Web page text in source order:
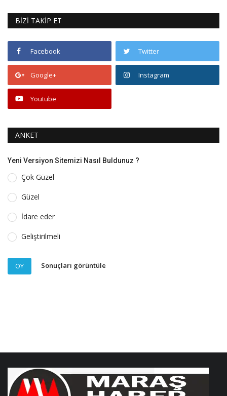
BİZİ TAKİP ET
Facebook Twitter
Google+ Instagram
Youtube
ANKET
Yeni Versiyon Sitemizi Nasıl Buldunuz ?
Çok Güzel
Güzel
İdare eder
Geliştirilmeli
OY Sonuçları görüntüle